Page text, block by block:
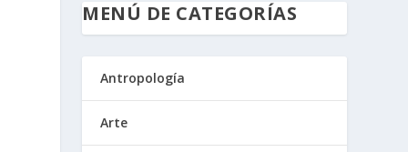
MENÚ DE CATEGORÍAS
Antropología
Arte